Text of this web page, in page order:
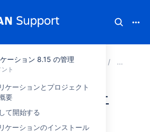
ーション 8.15 の管理
ト
ケーションとプロジェクト
要
て開始する
ケーションのインストール
サポート 関連ドキュメント Jira アプ
インターフェ
使用したラ